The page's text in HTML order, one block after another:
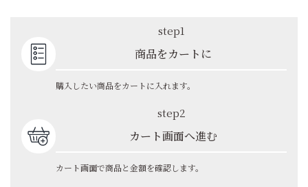
step1
商品をカートに
購入したい商品をカートに入れます。
step2
カート画面へ進む
カート画面で商品と金額を確認します。